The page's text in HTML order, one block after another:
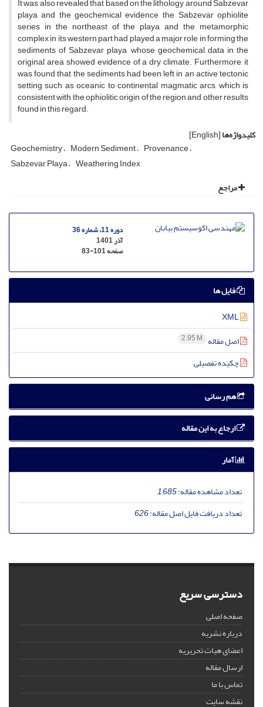
It was also revealed that based on the lithology around Sabzevar
playa and the geochemical evidence, the Sabzevar ophiolite
series in the northeast of the playa and the metamorphic
complex in its western part had played a major role in forming the
sediments of Sabzevar playa, whose geochemical data in the
original area showed evidence of a dry climate. Furthermore, it
was found that the sediments had been left in an active tectonic
setting such as oceanic to continental magmatic arcs, which is
consistent with the ophiolitic origin of the region and other results
found in this regard.
کلیدواژه‌ها[English]
Geochemistry Modern Sediment Provenance
Sabzevar Playa Weathering Index
مراجع
دوره 11، شماره 36
آذر 1401
صفحه83-101
فایل ها
اصل مقاله 2.95 M
چکیده تفصیلی
هم رسانی
ارجاع به این مقاله
آمار
تعداد مشاهده مقاله:1,685
تعداد دریافت فایل اصل مقاله:626
دسترسی سریع
صفحه اصلی
درباره نشریه
اعضای هیات تحریریه
ارسال مقاله
تماس با ما
نقشه سایت